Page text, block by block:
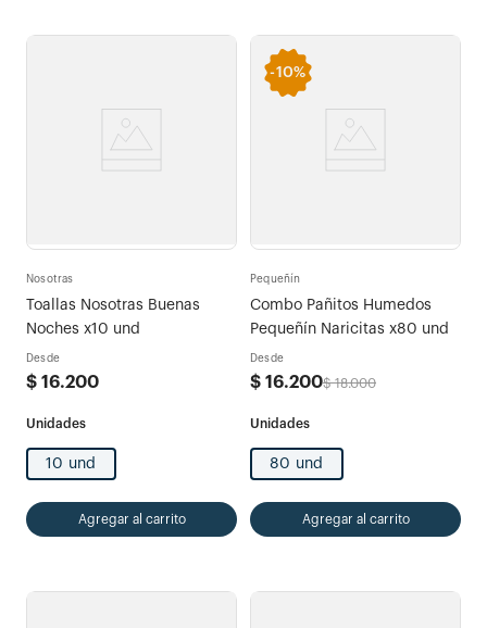
Nosotras
Toallas Nosotras Buenas
Noches x10 und
Desde
$ 16.200
10 und
Agregar al carrito
-10%
Pequeñín
Combo Pañitos Humedos
Pequeñín Naricitas x80 und
Desde
$ 16.200$ 18.000
80 und
Agregar al carrito